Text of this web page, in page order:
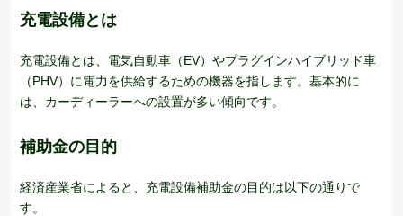
充電設備とは
充電設備とは、電気自動車（EV）やプラグインハイブリッド車
（PHV）に電力を供給するための機器を指します。基本的に
は、カーディーラーへの設置が多い傾向です。
補助金の目的
経済産業省によると、充電設備補助金の目的は以下の通りで
す。